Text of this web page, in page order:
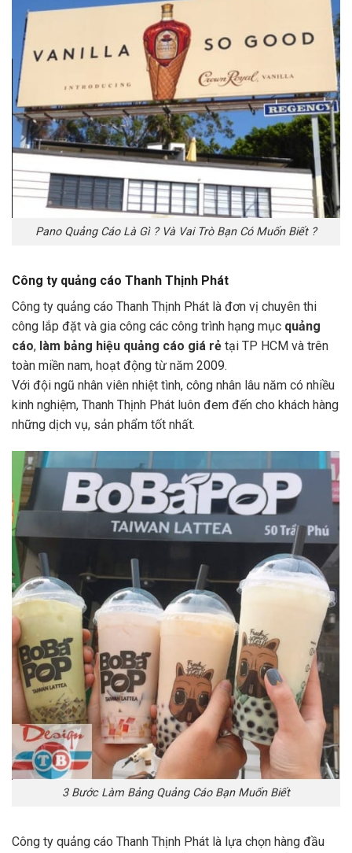
Pano Quảng Cáo Là Gì ? Và Vai Trò Bạn Có Muốn Biết ?
Công ty quảng cáo Thanh Thịnh Phát
Công ty quảng cáo Thanh Thịnh Phát là đơn vị chuyên thi
công lắp đặt và gia công các công trình hạng mục quảng
cáo, làm bảng hiệu quảng cáo giá rẻ tại TP HCM và trên
toàn miền nam, hoạt động từ năm 2009.
Với đội ngũ nhân viên nhiệt tình, công nhân lâu năm có nhiều
kinh nghiệm, Thanh Thịnh Phát luôn đem đến cho khách hàng
những dịch vụ, sản phẩm tốt nhất.
3 Bước Làm Bảng Quảng Cáo Bạn Muốn Biết
Công ty quảng cáo Thanh Thịnh Phát là lựa chọn hàng đầu